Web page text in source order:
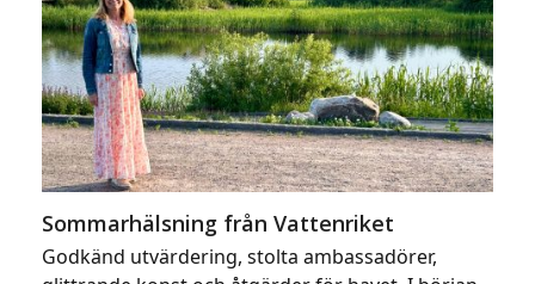
Sommarhälsning från Vattenriket
Godkänd utvärdering, stolta ambassadörer,